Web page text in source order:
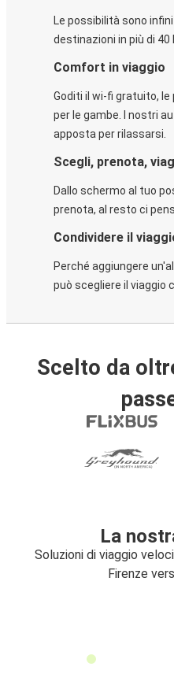
Le possibilità sono
destinazioni in più di 40
Comfort in viaggio
Goditi il wi-fi gratuito,
per le gambe. I nostri
apposta per rilassarsi.
Scegli, prenota,
Dallo schermo al tuo
prenota, al resto ci
Condividere il
Perché aggiungere
può scegliere il viaggio
Scelto da
La
Soluzioni di viaggio
Firenze